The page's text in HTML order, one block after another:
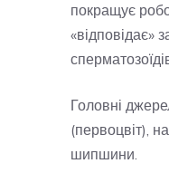
покращує
«відповідає»
Головні
(первоцвіт),
шипшини.